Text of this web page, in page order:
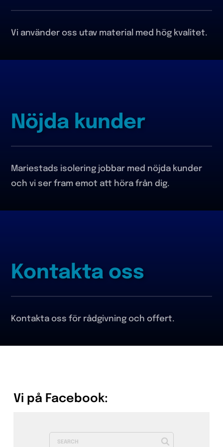
Vi använder oss utav material med hög kvalitet.
Nöjda kunder
Mariestads isolering jobbar med nöjda kunder
och vi ser fram emot att höra från dig.
Kontakta oss
Kontakta oss för rådgivning och offert.
Vi på Facebook: